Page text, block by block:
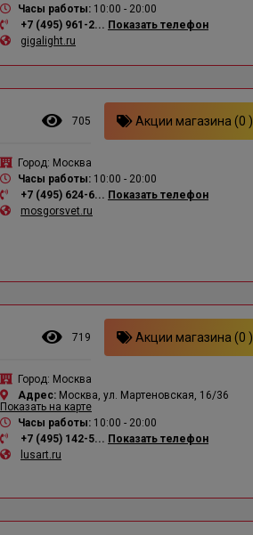
Часы работы: 10:00 - 20:00
+7 (495) 961-2... Показать телефон
gigalight.ru
705 Акции магазина (0 )
Город: Москва
Часы работы: 10:00 - 20:00
+7 (495) 624-6... Показать телефон
mosgorsvet.ru
719 Акции магазина (0 )
Город: Москва
Адрес: Москва, ул. Мартеновская, 16/36
Показать на карте
Часы работы: 10:00 - 20:00
+7 (495) 142-5... Показать телефон
lusart.ru